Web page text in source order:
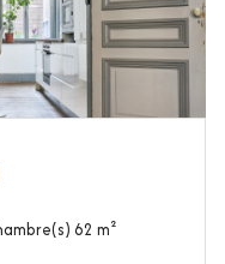
Rez de jardin 3 pièce(s) 1 chambre(s) 62 m²